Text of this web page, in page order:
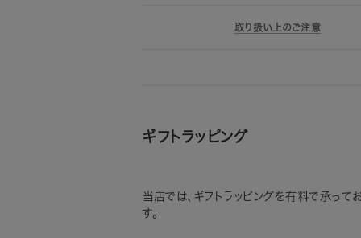
取り扱い上のご注意
ギフトラッピング
当店では、ギフトラッピングを有料で承っ
す。